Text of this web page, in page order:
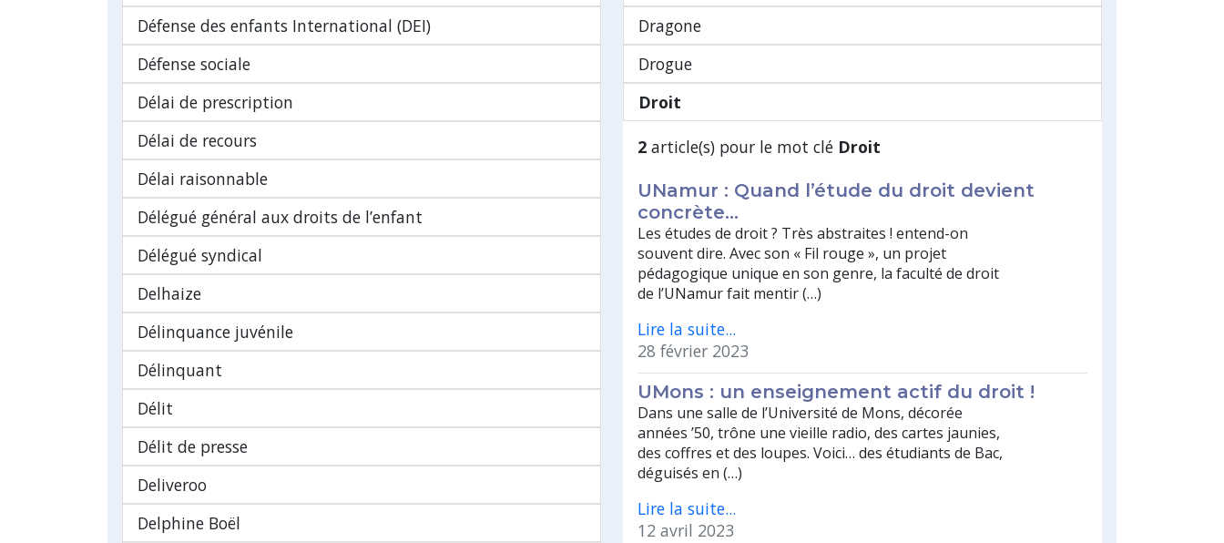
Défense des enfants International (DEI)
Défense sociale
Délai de prescription
Délai de recours
Délai raisonnable
Délégué général aux droits de l’enfant
Délégué syndical
Delhaize
Délinquance juvénile
Délinquant
Délit
Délit de presse
Deliveroo
Delphine Boël
Dragone
Drogue
Droit
2 article(s) pour le mot clé Droit
UNamur : Quand l’étude du droit devient
concrète…
Les études de droit ? Très abstraites ! entend-on
souvent dire. Avec son « Fil rouge », un projet
pédagogique unique en son genre, la faculté de droit
de l’UNamur fait mentir (…)
Lire la suite...
28 février 2023
UMons : un enseignement actif du droit !
Dans une salle de l’Université de Mons, décorée
années ’50, trône une vieille radio, des cartes jaunies,
des coffres et des loupes. Voici… des étudiants de Bac,
déguisés en (…)
Lire la suite...
12 avril 2023